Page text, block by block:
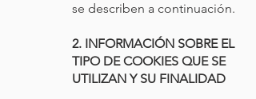
se describen a continuación.
2. INFORMACIÓN SOBRE EL
TIPO DE COOKIES QUE SE
UTILIZAN Y SU FINALIDAD